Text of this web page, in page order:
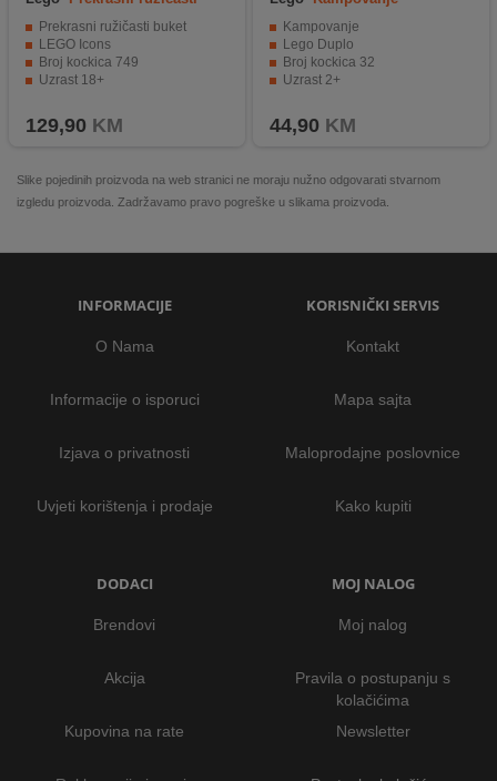
Prekrasni ružičasti buket
LEGO Icons
Broj kockica 749
Uzrast 18+
129,90 KM
Kampovanje
Lego Duplo
Broj kockica 32
Uzrast 2+
44,90 KM
Slike pojedinih proizvoda na web stranici ne moraju nužno odgovarati stvarnom
izgledu proizvoda. Zadržavamo pravo pogreške u slikama proizvoda.
INFORMACIJE
O Nama
Informacije o isporuci
Izjava o privatnosti
Uvjeti korištenja i prodaje
KORISNIČKI SERVIS
Kontakt
Mapa sajta
Maloprodajne poslovnice
Kako kupiti
DODACI
Brendovi
Akcija
Kupovina na rate
MOJ NALOG
Moj nalog
Pravila o postupanju s
kolačićima
Newsletter